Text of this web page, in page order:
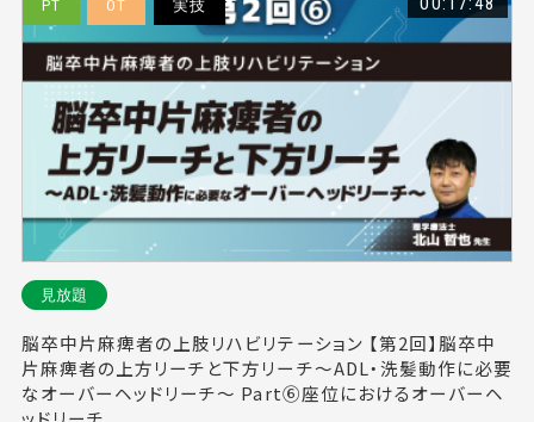
PT OT 実技
見放題
脳卒中片麻痺者の上肢リハビリテーション 【第2回】脳卒中
片麻痺者の上方リーチと下方リーチ～ADL・洗髪動作に必要
なオーバーヘッドリーチ～ Part⑥座位におけるオーバーヘ